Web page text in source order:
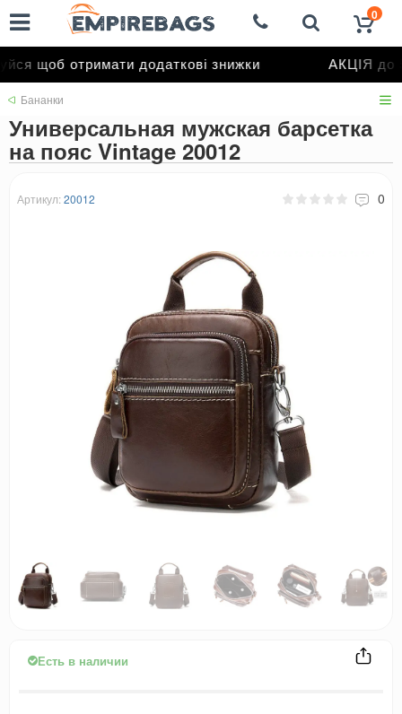
щоб отримати додаткові знижки АКЦІЯ до
0
Бананки
Универсальная мужская барсетка
на пояс Vintage 20012
Артикул: 20012 0
Есть в наличии